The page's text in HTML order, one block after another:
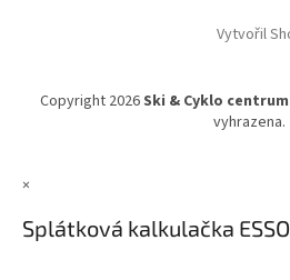
Vytvořil
Copyright 2026Ski & Cyklo
vyhrazena.
×
Splátková kalkulačka